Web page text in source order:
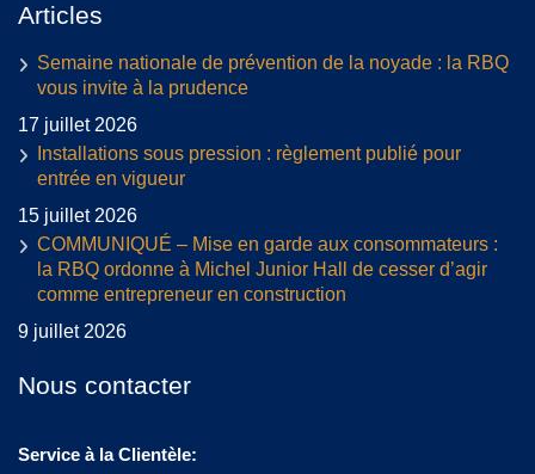
Articles
Semaine nationale de prévention de la noyade : la RBQ
vous invite à la prudence
17 juillet 2026
Installations sous pression : règlement publié pour
entrée en vigueur
15 juillet 2026
COMMUNIQUÉ – Mise en garde aux consommateurs :
la RBQ ordonne à Michel Junior Hall de cesser d’agir
comme entrepreneur en construction
9 juillet 2026
Nous contacter
Service à la Clientèle: